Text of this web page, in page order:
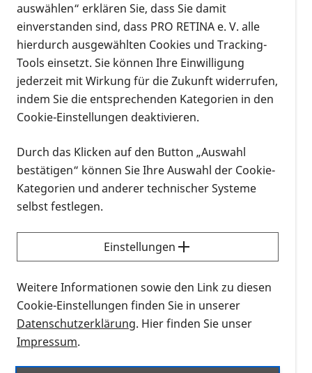
auswählen“ erklären Sie, dass Sie damit
einverstanden sind, dass PRO RETINA e. V. alle
hierdurch ausgewählten Cookies und Tracking-
Tools einsetzt. Sie können Ihre Einwilligung
jederzeit mit Wirkung für die Zukunft widerrufen,
indem Sie die entsprechenden Kategorien in den
Cookie-Einstellungen deaktivieren.
Durch das Klicken auf den Button „Auswahl
bestätigen“ können Sie Ihre Auswahl der Cookie-
Kategorien und anderer technischer Systeme
selbst festlegen.
Einstellungen
Weitere Informationen sowie den Link zu diesen
Cookie-Einstellungen finden Sie in unserer
Datenschutzerklärung. Hier finden Sie unser
Impressum.